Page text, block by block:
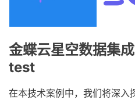
金蝶云星空数据集
test
在本技术案例中，我们将深入